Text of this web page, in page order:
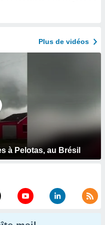
Plus de vidéos
à Pelotas, au Brésil